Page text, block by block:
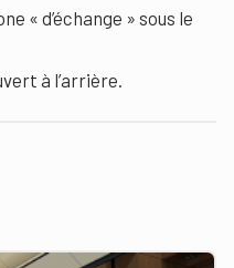
« d’échange » sous le
à l’arrière.